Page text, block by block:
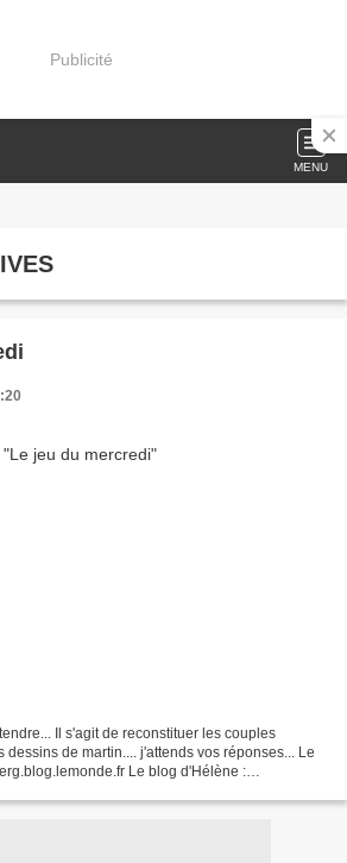
Publicité
MENU
Il s'agit de reconstituer les couples
dessins de martin.... j'attends vos réponses... Le
Le blog d'Hélène :